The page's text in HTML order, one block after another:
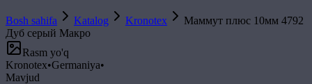
Bosh sahifa Katalog Kronotex
Маммут плюс 10мм 4792
Дуб серый Макро
Rasm yo'q
Kronotex•Germaniya•
Mavjud